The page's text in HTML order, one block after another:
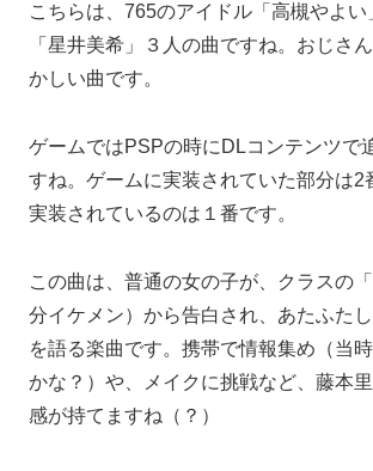
こちらは、765のアイドル「高槻やよい
「星井美希」３人の曲ですね。おじさ
かしい曲です。
ゲームではPSPの時にDLコンテンツで
すね。ゲームに実装されていた部分は2
実装されているのは１番です。
この曲は、普通の女の子が、クラスの
分イケメン）から告白され、あたふた
を語る楽曲です。携帯で情報集め（当
かな？）や、メイクに挑戦など、藤本
感が持てますね（？）